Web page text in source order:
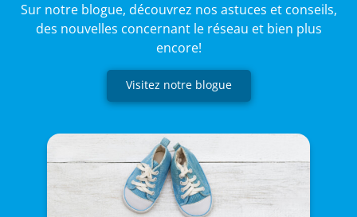
Sur notre blogue, découvrez nos astuces et conseils,
des nouvelles concernant le réseau et bien plus
encore!
Visitez notre blogue